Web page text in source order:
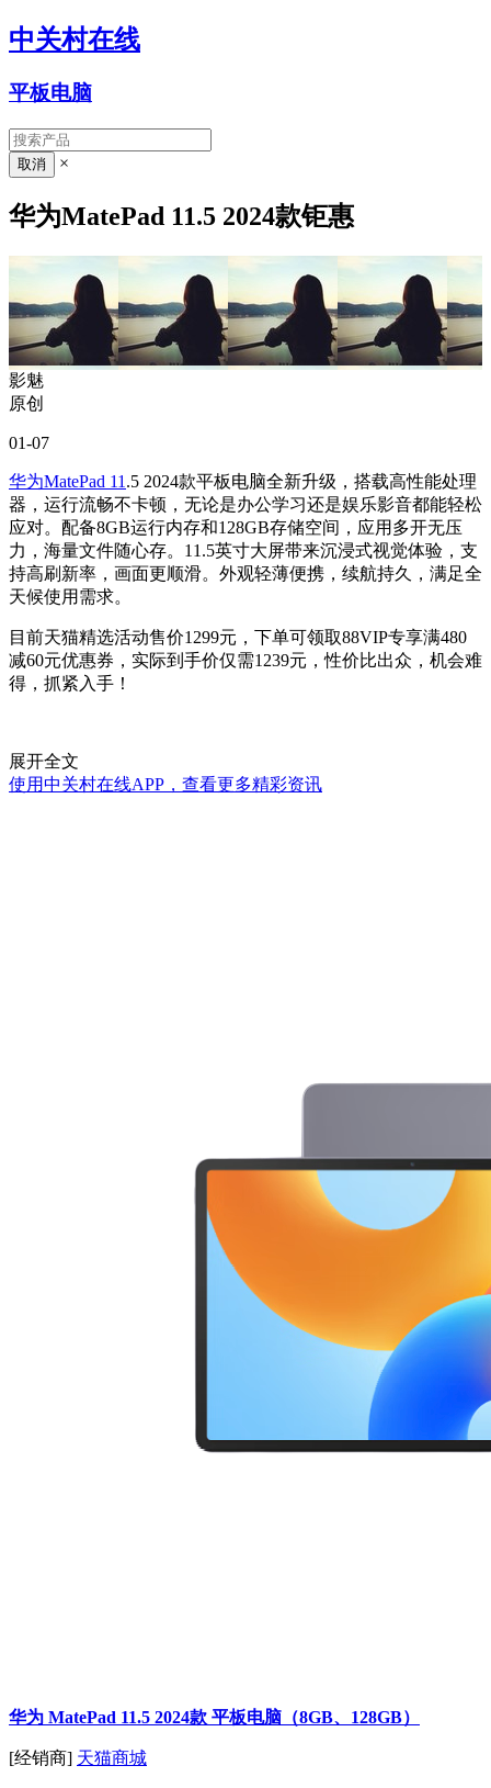
中关村在线
平板电脑
×
华为MatePad 11.5 2024款钜惠
影魅
原创
01-07
华为MatePad 11 .5 2024款平板电脑全新升级，搭载高性能处理
器，运行流畅不卡顿，无论是办公学习还是娱乐影音都能轻松
应对。配备8GB运行内存和128GB存储空间，应用多开无压
力，海量文件随心存。11.5英寸大屏带来沉浸式视觉体验，支
持高刷新率，画面更顺滑。外观轻薄便携，续航持久，满足全
天候使用需求。
目前天猫精选活动售价1299元，下单可领取88VIP专享满480
减60元优惠券，实际到手价仅需1239元，性价比出众，机会难
得，抓紧入手！
展开全文
使用中关村在线APP，查看更多精彩资讯
华为 MatePad 11.5 2024款 平板电脑（8GB、128GB）
[经销商] 天猫商城